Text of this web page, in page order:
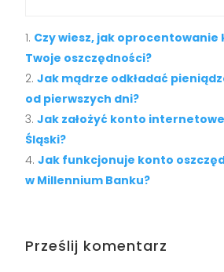
Czy wiesz, jak oprocentowanie
Twoje oszczędności?
Jak mądrze odkładać
od pierwszych dni?
Jak założyć konto internetowe
Śląski?
Jak funkcjonuje konto
w Millennium Banku?
Prześlij komentarz